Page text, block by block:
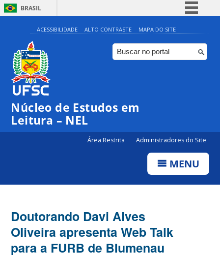
BRASIL
Simplifique!
Comunica BR
Participe
ACESSIBILIDADE ALTO CONTRASTE MAPA DO SITE
Núcleo de Estudos em
Leitura – NEL
Área Restrita Administradores do Site
MENU
Doutorando Davi Alves
Oliveira apresenta Web Talk
para a FURB de Blumenau